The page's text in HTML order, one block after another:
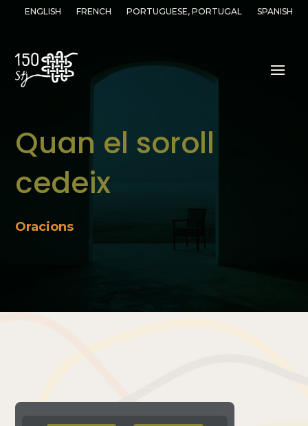
ENGLISH FRENCH PORTUGUESE, PORTUGAL SPANISH
Quan el soroll
cedeix
Oracions